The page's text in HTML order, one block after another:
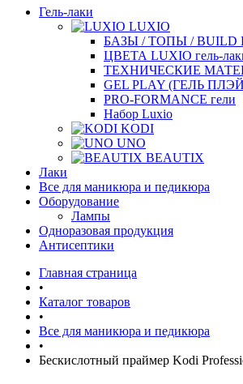
Гель-лаки
LUXIO
БАЗЫ / ТОПЫ / BUILD
ЦВЕТА LUXIO гель-
ТЕХНИЧЕСКИЕ
GEL PLAY (ГЕЛЬ
PRO-FORMANCE гели
Набор Luxio
KODI
UNO
BEAUTIX
Лаки
Все для маникюра и педикюра
Оборудование
Лампы
Одноразовая продукция
Антисептики
Главная страница
•
Каталог товаров
•
Все для маникюра и педикюра
•
Бескислотный праймер Kodi